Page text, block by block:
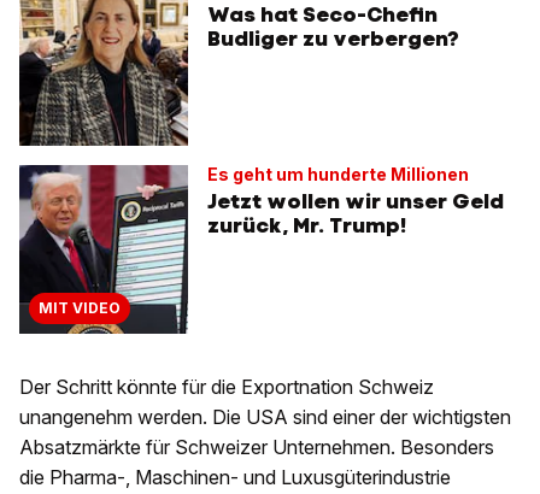
Was hat Seco-Chefin
Budliger zu verbergen?
MIT VIDEO
Es geht um hunderte Millionen
Jetzt wollen wir unser Geld
zurück, Mr. Trump!
Der Schritt könnte für die Exportnation Schweiz
unangenehm werden. Die USA sind einer der wichtigsten
Absatzmärkte für Schweizer Unternehmen. Besonders
die Pharma-, Maschinen- und Luxusgüterindustrie